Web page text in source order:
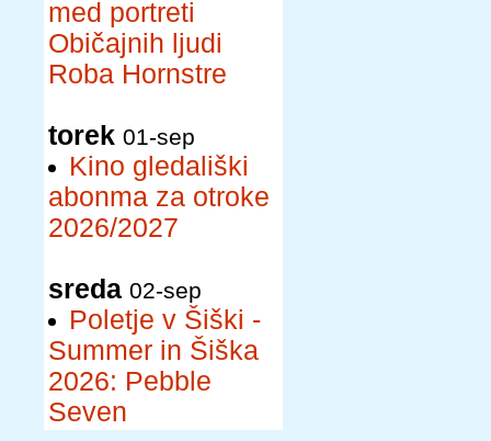
med portreti
Običajnih ljudi
Roba Hornstre
torek 01-sep
Kino gledališki
abonma za otroke
2026/2027
sreda 02-sep
Poletje v Šiški -
Summer in Šiška
2026: Pebble
Seven